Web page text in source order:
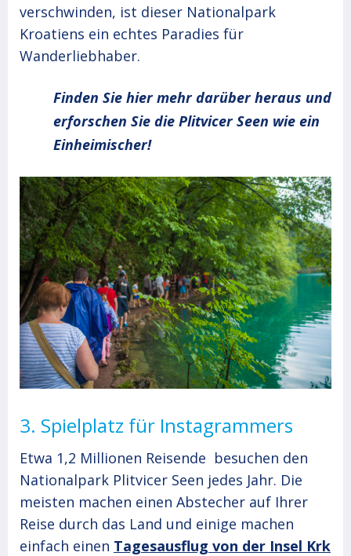
verschwinden, ist dieser Nationalpark
Kroatiens ein echtes Paradies für
Wanderliebhaber.
Finden Sie hier mehr darüber heraus und
erforschen Sie die Plitvicer Seen wie ein
Einheimischer!
3. Spielplatz für Instagrammers
Etwa 1,2 Millionen Reisende besuchen den
Nationalpark Plitvicer Seen jedes Jahr. Die
meisten machen einen Abstecher auf Ihrer
Reise durch das Land und einige machen
einfach einen Tagesausflug von der Insel Krk